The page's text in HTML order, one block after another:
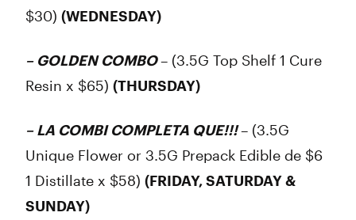
$30) (WEDNESDAY)
– GOLDEN COMBO– (3.5G Top Shelf 1 Cure
Resin x $65) (THURSDAY)
– LA COMBI COMPLETA QUE!!!– (3.5G
Unique Flower or 3.5G Prepack Edible de $6
1 Distillate x $58) (FRIDAY, SATURDAY &
SUNDAY)